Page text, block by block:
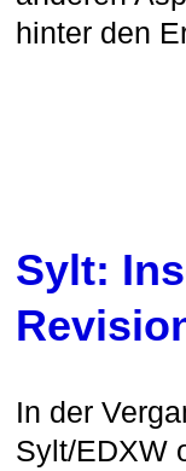
hinter den
Sylt:
In der
Sylt/EDXW